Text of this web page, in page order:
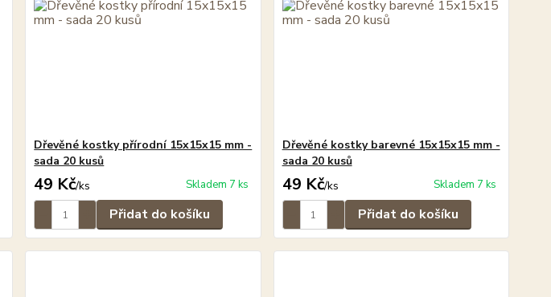
Dřevěné kostky přírodní 15x15x15 mm -
sada 20 kusů
49 Kč/ks Skladem 7 ks
Přidat do košíku
Dřevěné kostky barevné 15x15x15 mm -
sada 20 kusů
49 Kč/ks Skladem 7 ks
Přidat do košíku